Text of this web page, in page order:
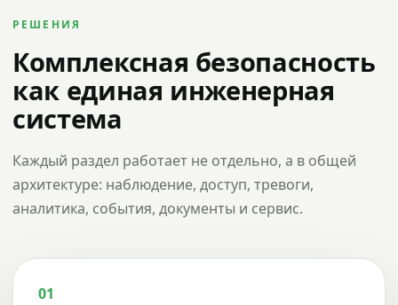
РЕШЕНИЯ
Комплексная безопасность
как единая инженерная
система
Каждый раздел работает не отдельно, а в общей
архитектуре: наблюдение, доступ, тревоги,
аналитика, события, документы и сервис.
01